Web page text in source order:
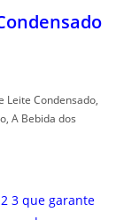
Leite Condensado,
A Bebida dos